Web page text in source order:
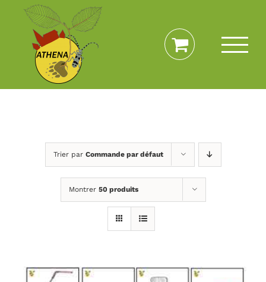
Passer
contenu
Trier par Commande par défaut
Montrer 50 produits